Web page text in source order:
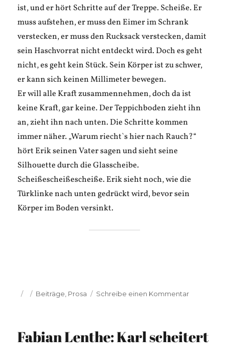
ist, und er hört Schritte auf der Treppe. Scheiße. Er
muss aufstehen, er muss den Eimer im Schrank
verstecken, er muss den Rucksack verstecken, damit
sein Haschvorrat nicht entdeckt wird. Doch es geht
nicht, es geht kein Stück. Sein Körper ist zu schwer,
er kann sich keinen Millimeter bewegen.
Er will alle Kraft zusammennehmen, doch da ist
keine Kraft, gar keine. Der Teppichboden zieht ihn
an, zieht ihn nach unten. Die Schritte kommen
immer näher. „Warum riecht`s hier nach Rauch?“
hört Erik seinen Vater sagen und sieht seine
Silhouette durch die Glasscheibe.
Scheißescheißescheiße. Erik sieht noch, wie die
Türklinke nach unten gedrückt wird, bevor sein
Körper im Boden versinkt.
Veröffentlicht
Kategorien
Beiträge Prosa Schreibe einen Kommentarzu
als
Fabian Lenthe: Karl scheitert